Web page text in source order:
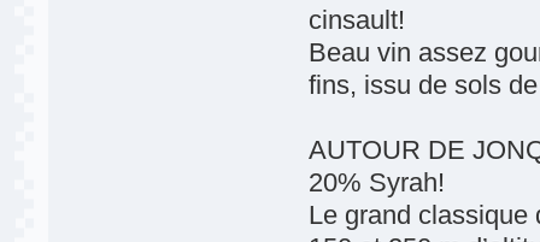
cinsault!
Beau vin assez
fins, issu de sols
AUTOUR DE
20% Syrah!
Le grand classique